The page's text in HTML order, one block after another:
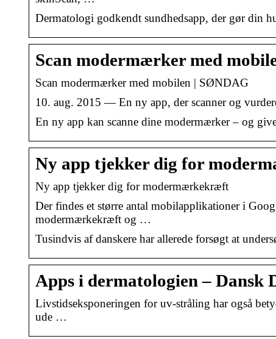
Dermatologi godkendt sundhedsapp, der gør din
Scan modermærker med
Scan modermærker med mobilen | SØNDAG
10. aug. 2015 — En ny app, der scanner og
En ny app kan scanne dine modermærker – og
Ny app tjekker dig for
Ny app tjekker dig for modermærkekræft
Der findes et større antal mobilapplikationer i
modermærkekræft og …
Tusindvis af danskere har allerede forsøgt at
Apps i dermatologien – Dansk
Livstidseksponeringen for uv-stråling har også
ude …